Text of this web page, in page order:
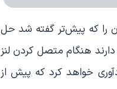
را که پیش‌تر گفته شد حل
هنگام متصل کردن لنز
خواهد کرد که پیش از